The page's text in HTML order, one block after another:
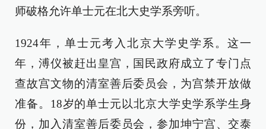
师破格允许单士元在北大史学系旁听。
1924年，单士元考入北京大学史学系。这一
年，溥仪被赶出皇宫，国民政府成立了专门点
查故宫文物的清室善后委员会，为宫禁开放做
准备。18岁的单士元以北京大学史学系学生身
份，加入清室善后委员会，参加坤宁宫、交泰